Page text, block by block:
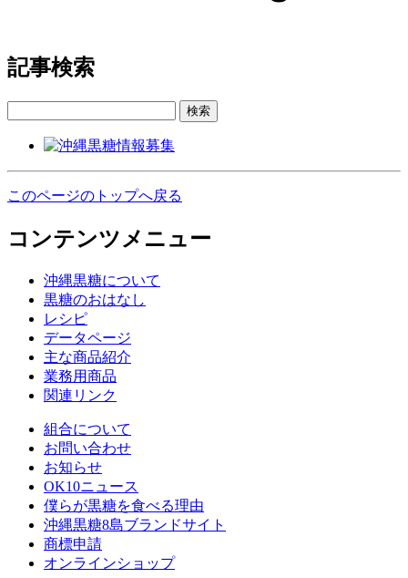
記事検索
検索
このページのトップへ戻る
コンテンツメニュー
沖縄黒糖について
黒糖のおはなし
レシピ
データページ
主な商品紹介
業務用商品
関連リンク
組合について
お問い合わせ
お知らせ
OK10ニュース
僕らが黒糖を食べる理由
沖縄黒糖8島ブランドサイト
商標申請
オンラインショップ